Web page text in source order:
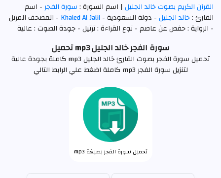
القرآن الكريم بصوت خالد الجليل| اسم السورة :سورة الفجر- اسم
القارئ :خالد الجليل- دولة السعودية -Khaled Al Jalil - المصحف المرتل
- الرواية : حفص عن عاصم - نوع القراءة : ترتيل - جودة الصوت : عالية
سورة الفجر خالد الجليل mp3 تحميل
تحميل سورة الفجر بصوت القارئ خالد الجليل mp3 كاملة بجودة عالية
لتنزيل سورة الفجر mp3 كاملة اضغط علي الرابط التالي
تحميل سورة الفجر بصيغة mp3